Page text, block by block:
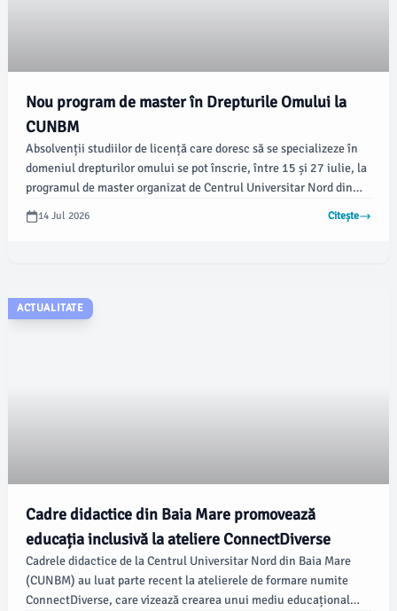
Nou program de master în Drepturile Omului la
CUNBM
Absolvenții studiilor de licență care doresc să se specializeze în
domeniul drepturilor omului se pot înscrie, între 15 și 27 iulie, la
programul de master organizat de Centrul Universitar Nord din
Baia Mare (CUNBM), parte a Universității Tehnice din Cluj-
Napoca. Această oportunitate vine cu o abordare
14 Jul 2026 Citește
ACTUALITATE
Cadre didactice din Baia Mare promovează
educația inclusivă la ateliere ConnectDiverse
Cadrele didactice de la Centrul Universitar Nord din Baia Mare
(CUNBM) au luat parte recent la atelierele de formare numite
ConnectDiverse, care vizează crearea unui mediu educațional